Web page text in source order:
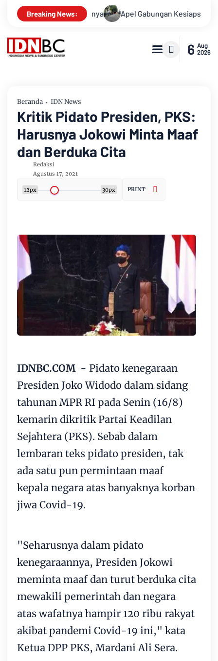
Breaking News:
Ini Kasusnya Apel Gabungan Kesiapsiagaan Untuk
6 Aug
2026
Beranda IDN News
Kritik Pidato Presiden, PKS:
Harusnya Jokowi Minta Maaf
dan Berduka Cita
Redaksi
Agustus 17, 2021
12px 30px PRINT
IDNBC.COM - Pidato kenegaraan
Presiden Joko Widodo dalam sidang
tahunan MPR RI pada Senin (16/8)
kemarin dikritik Partai Keadilan
Sejahtera (PKS). Sebab dalam
lembaran teks pidato presiden, tak
ada satu pun permintaan maaf
kepala negara atas banyaknya korban
jiwa Covid-19.
"Seharusnya dalam pidato
kenegaraannya, Presiden Jokowi
meminta maaf dan turut berduka cita
mewakili pemerintah dan negara
atas wafatnya hampir 120 ribu rakyat
akibat pandemi Covid-19 ini," kata
Ketua DPP PKS, Mardani Ali Sera.